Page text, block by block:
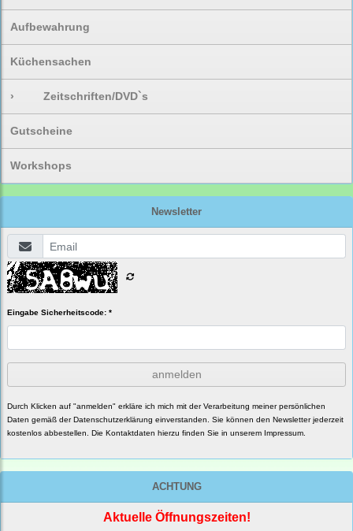
Aufbewahrung
Küchensachen
› Zeitschriften/DVD`s
Gutscheine
Workshops
Newsletter
Eingabe Sicherheitscode: *
anmelden
Durch Klicken auf "anmelden" erkläre ich mich mit der Verarbeitung meiner persönlichen
Daten gemäß der Datenschutzerklärung einverstanden. Sie können den Newsletter jederzeit
kostenlos abbestellen. Die Kontaktdaten hierzu finden Sie in unserem Impressum.
ACHTUNG
Aktuelle Öffnungszeiten!